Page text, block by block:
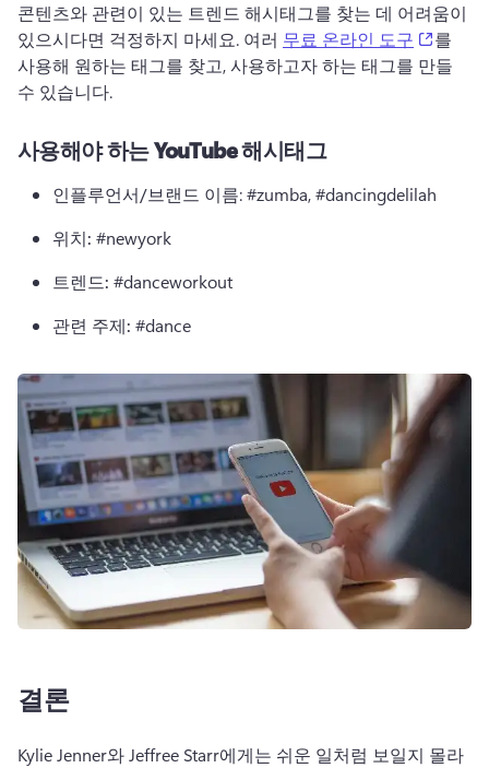
콘텐츠와 관련이 있는 트렌드 해시태그를 찾는 데 어려움이
있으시다면 걱정하지 마세요. 여러 무료 온라인 도구
를
사용해 원하는 태그를 찾고, 사용하고자 하는 태그를 만들
수 있습니다.
사용해야 하는 YouTube 해시태그
인플루언서/브랜드 이름: #zumba, #dancingdelilah
위치: #newyork
트렌드: #danceworkout
관련 주제: #dance
결론
Kylie Jenner와 Jeffree Starr에게는 쉬운 일처럼 보일지 몰라